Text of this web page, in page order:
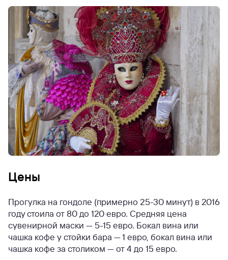
Цены
Прогулка на гондоле (примерно 25-30 минут) в 2016
году стоила от 80 до 120 евро. Средняя цена
сувенирной маски — 5-15 евро. Бокал вина или
чашка кофе у стойки бара — 1 евро, бокал вина или
чашка кофе за столиком — от 4 до 15 евро.